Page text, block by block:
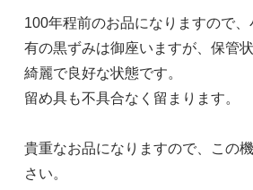
100年程前のお品になりますので
有の黒ずみは御座いますが、保管
綺麗で良好な状態です。
留め具も不具合なく留まります。
貴重なお品になりますので、この
さい。